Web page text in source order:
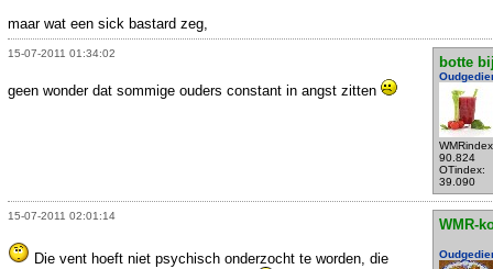
maar wat een sick bastard zeg,
15-07-2011 01:34:02
botte
90.824
OTindex:
39.090
geen wonder dat sommige ouders constant in angst zitten
15-07-2011 02:01:14
WMR-
Die vent hoeft niet psychisch onderzocht te worden, die